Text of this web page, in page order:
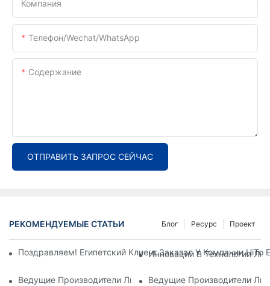
Компания
Телефон/Wechat/WhatsApp
Содержание
ОТПРАВИТЬ ЗАПРОС СЕЙЧАС
РЕКОМЕНДУЕМЫЕ СТАТЬИ Проект
Ресурс
Блог
Поздравляем! Египетский Клиент Заказал У Компании
Инновации В Технологии
Ведущие Производители Линий Нанесения Покрытий На
Ведущие Производители